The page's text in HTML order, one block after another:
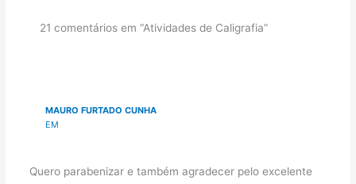
21 comentários em “Atividades de Caligrafia”
MAURO FURTADO CUNHA
EM
Quero parabenizar e também agradecer pelo excelente